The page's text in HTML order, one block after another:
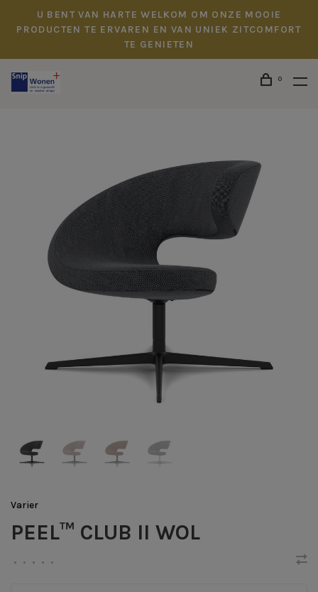
U BENT VAN HARTE WELKOM OM ONZE MOOIE
PRODUCTEN TE ERVAREN EN VAN UNIEK ZITCOMFORT
TE GENIETEN
0
Varier
PEEL™ CLUB II WOL
• • • • •